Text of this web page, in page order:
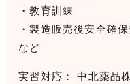
・教育訓練
・製造販売後安全確
など
実習対応： 中北薬品